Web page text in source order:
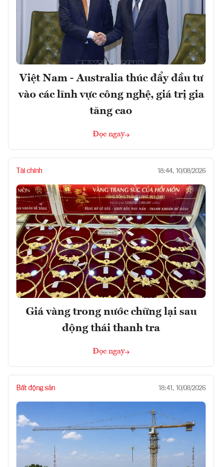
Việt Nam - Australia thúc đẩy đầu tư
vào các lĩnh vực công nghệ, giá trị gia
tăng cao
Đọc ngay
Tài chính 18:44, 10/08/2026
Giá vàng trong nước chững lại sau
động thái thanh tra
Đọc ngay
Bất động sản 18:41, 10/08/2026